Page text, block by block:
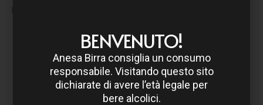
BENVENUTO!
Anesa Birra consiglia un consumo
responsabile. Visitando questo sito
dichiarate di avere l’età legale per
bere alcolici.